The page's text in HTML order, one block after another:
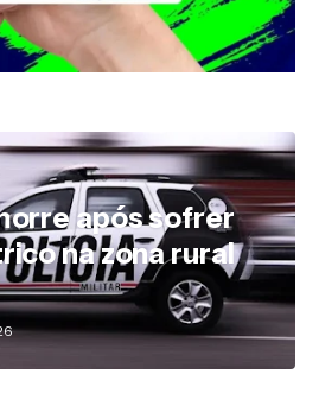
após sofrer
na zona rural